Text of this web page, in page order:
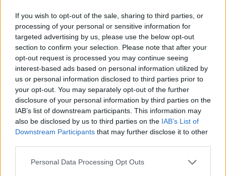
If you wish to opt-out of the sale, sharing to third parties, or
processing of your personal or sensitive information for
targeted advertising by us, please use the below opt-out
section to confirm your selection. Please note that after your
opt-out request is processed you may continue seeing
interest-based ads based on personal information utilized by
us or personal information disclosed to third parties prior to
your opt-out. You may separately opt-out of the further
disclosure of your personal information by third parties on the
IAB’s list of downstream participants. This information may
also be disclosed by us to third parties on the IAB’s List of
Downstream Participants that may further disclose it to other
Personal Data Processing Opt Outs
Helyi lakásépítés West Hungária Bau Kft.
lakópark
büntetés-végrehajtási szervezet